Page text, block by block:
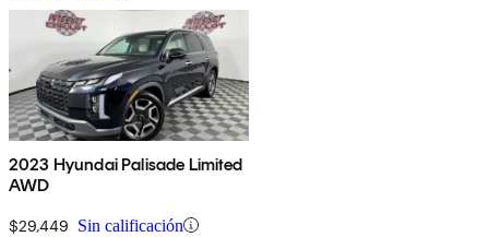
2023 Hyundai Palisade Limited
AWD
$29,449 Sin calificación